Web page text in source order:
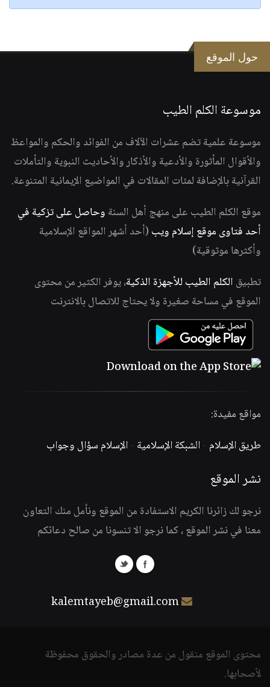
حول الموقع
موسوعة الكلم الطيب
موسوعة علمية تضم عشرات الآلاف من الفوائد والحكم والمواعظ
والأقوال المأثورة والأدعية والأذكار والأحاديث النبوية والتأملات
القرآنية بالإضافة لمئات المقالات في المواضيع الإيمانية المتنوعة.
موقع الكلم الطيب على منهج أهل السنة وحاصل على تزكية في
أحد فتاوى موقع إسلام ويب (أحد أشهر المواقع الإسلامية
وأكثرها موثوقية)
تطبيق الكلم الطيب للأجهزة الذكية، يوفر الكثير من محتوى
الموقع في مساحة صغيرة ولا يحتاج للاتصال بالانترنت
مواقع مفيدة:
طريق الإسلام -الشبكة الإسلامية -الإسلام سؤال وجواب
نشر الموقع
نرجو لك زائرنا الكريم الاستفادة من الموقع ونأمل منك التعاون
معنا في نشر الموقع ، كما نرجو الا تنسونا من صالح دعائكم
kalemtayeb@gmail.com
محتوى الموقع منقول من عدة مصادر والحقوق محفوظة
لأصحابها.